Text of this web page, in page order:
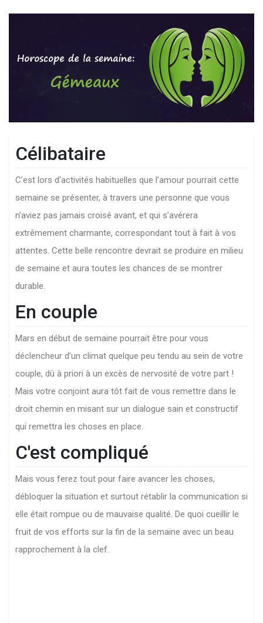
Célibataire
C’est lors d'activités habituelles que l’amour pourrait cette
semaine se présenter, à travers une personne que vous
n’aviez pas jamais croisé avant, et qui s’avérera
extrêmement charmante, correspondant tout à fait à vos
attentes. Cette belle rencontre devrait se produire en milieu
de semaine et aura toutes les chances de se montrer
durable.
En couple
Mars en début de semaine pourrait être pour vous
déclencheur d’un climat quelque peu tendu au sein de votre
couple, dû à priori à un excès de nervosité de votre part !
Mais votre conjoint aura tôt fait de vous remettre dans le
droit chemin en misant sur un dialogue sain et constructif
qui remettra les choses en place.
C'est compliqué
Mais vous ferez tout pour faire avancer les choses,
débloquer la situation et surtout rétablir la communication si
elle était rompue ou de mauvaise qualité. De quoi cueillir le
fruit de vos efforts sur la fin de la semaine avec un beau
rapprochement à la clef.